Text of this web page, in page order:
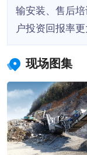
输安装、售后
户投资回报率更
现场图集